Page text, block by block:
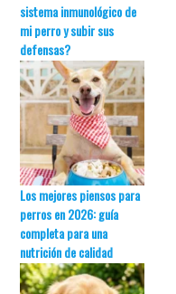
sistema inmunológico de
mi perro y subir sus
defensas?
Los mejores piensos para
perros en 2026: guía
completa para una
nutrición de calidad